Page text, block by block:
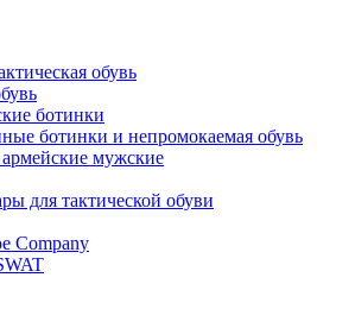
обувь
ботинки
ботинки и непромокаемая обувь
мужские
для тактической обуви
Company